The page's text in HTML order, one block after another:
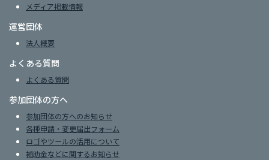
メディア掲載情報
運営団体
法人概要
よくある質問
よくある質問
参加団体の方へ
参加団体の方へのお知らせ
各種申請・変更届出フォーム
ロゴやツールの活用について
補助金などに関するお知らせ